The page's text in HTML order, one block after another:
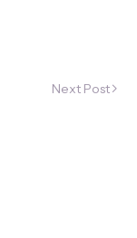
Next Post